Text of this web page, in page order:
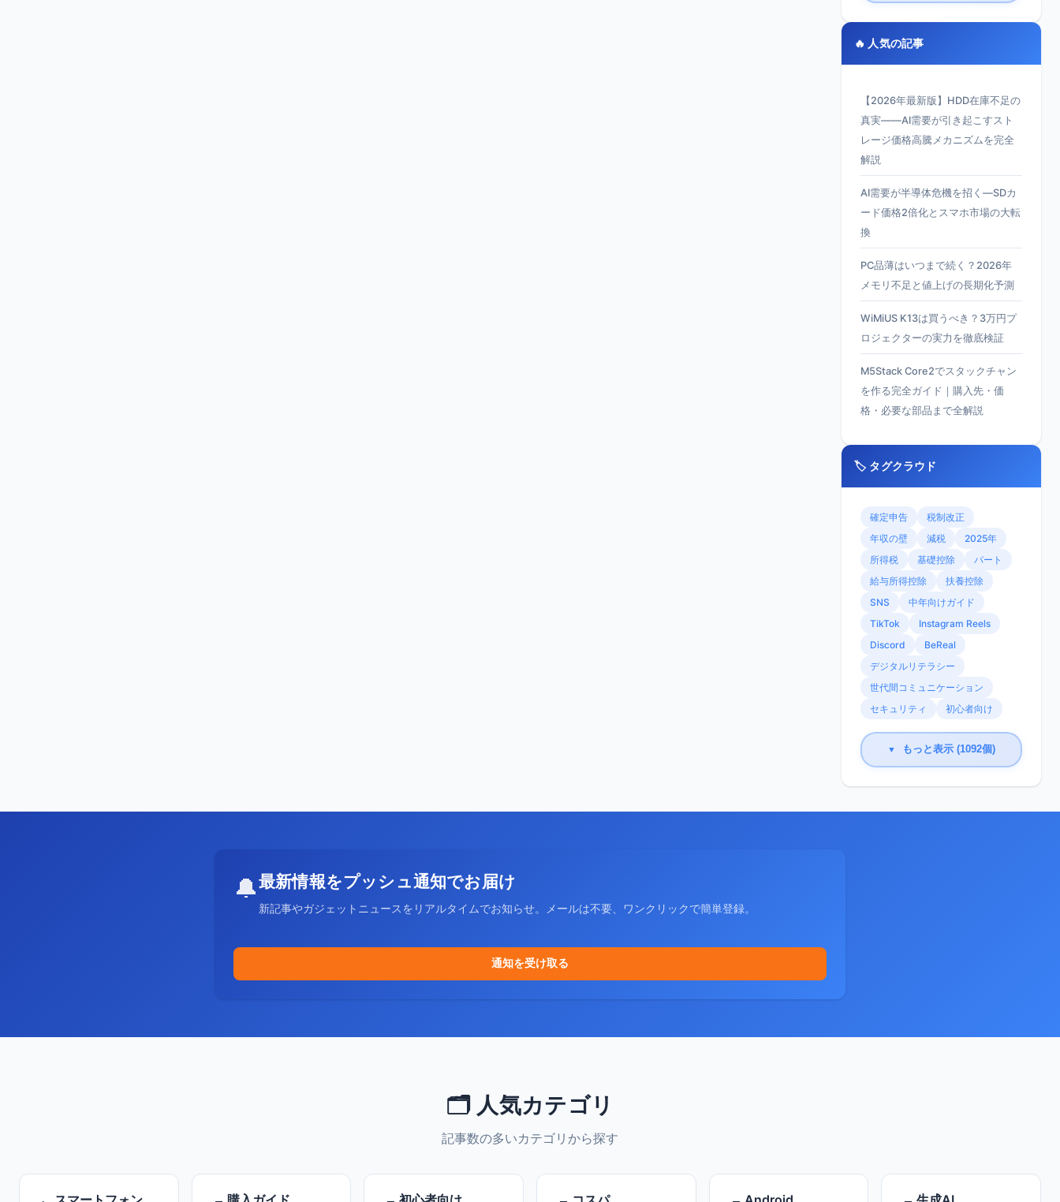
🔥 人気の記事
【2026年最新版】HDD在庫不足の
真実——AI需要が引き起こすスト
レージ価格高騰メカニズムを完全
解説
AI需要が半導体危機を招く—SDカ
ード価格2倍化とスマホ市場の大転
換
PC品薄はいつまで続く？2026年
メモリ不足と値上げの長期化予測
WiMiUS K13は買うべき？3万円プ
ロジェクターの実力を徹底検証
M5Stack Core2でスタックチャン
を作る完全ガイド｜購入先・価
格・必要な部品まで全解説
🏷️ タグクラウド
確定申告
税制改正
年収の壁
減税
2025年
所得税
基礎控除
パート
給与所得控除
扶養控除
SNS
中年向けガイド
TikTok
Instagram Reels
Discord
BeReal
デジタルリテラシー
世代間コミュニケーション
セキュリティ
初心者向け
▼ もっと表示 (1092個)
🔔最新情報をプッシュ通知でお届け
新記事やガジェットニュースをリアルタイムでお知らせ。メールは不要、ワンクリックで簡単登録。
通知を受け取る
🗂️ 人気カテゴリ
記事数の多いカテゴリから探す